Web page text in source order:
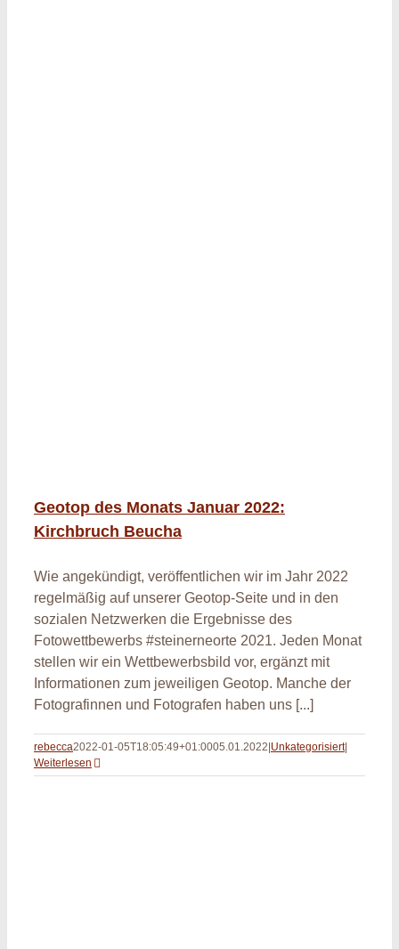
Geotop des Monats Januar 2022:
Kirchbruch Beucha
Wie angekündigt, veröffentlichen wir im Jahr 2022
regelmäßig auf unserer Geotop-Seite und in den
sozialen Netzwerken die Ergebnisse des
Fotowettbewerbs #steinerneorte 2021. Jeden Monat
stellen wir ein Wettbewerbsbild vor, ergänzt mit
Informationen zum jeweiligen Geotop. Manche der
Fotografinnen und Fotografen haben uns [...]
rebecca2022-01-05T18:05:49+01:0005.01.2022|Unkategorisiert|
Weiterlesen